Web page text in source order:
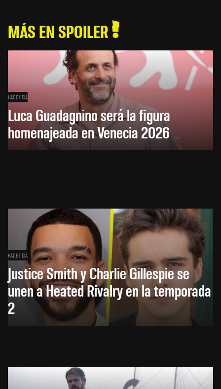
MÁS EN SPOILER
HACE 1 DÍA
Luca Guadagnino será la figura
homenajeada en Venecia 2026
HACE 1 DÍA
Justice Smith y Charlie Gillespie se
unen a Heated Rivalry en la temporada
2